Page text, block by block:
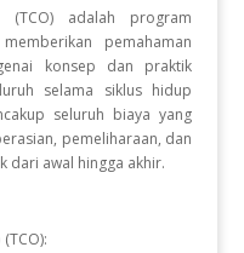
(TCO) adalah program
pemahaman
konsep dan praktik
selama siklus hidup
seluruh biaya yang
pemeliharaan, dan
dari awal hingga akhir.